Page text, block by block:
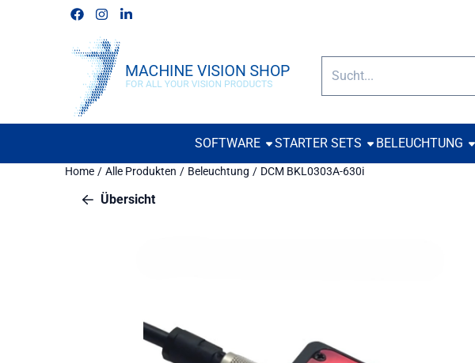
Cookie-Einstellungen verfügbar. Einstellungen wählen oder alle Cookies zulassen.
Folgen Sie uns auf Facebook
Folgen Sie uns auf Instagram
Folgen Sie uns auf Linkedin
SOFTWARE STARTER SETS BELEUCHTUNG
Home / Alle Produkten / Beleuchtung / DCM BKL0303A-630i
Übersicht